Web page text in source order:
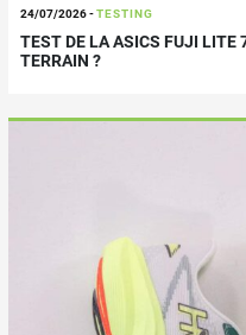
24/07/2026-TESTING
TEST DE LA ASICS FUJI LITE
TERRAIN ?